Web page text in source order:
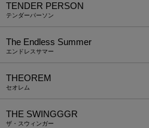
TENDER PERSON
テンダーパーソン
The Endless Summer
エンドレスサマー
THEOREM
セオレム
THE SWINGGGR
ザ・スウィンガー